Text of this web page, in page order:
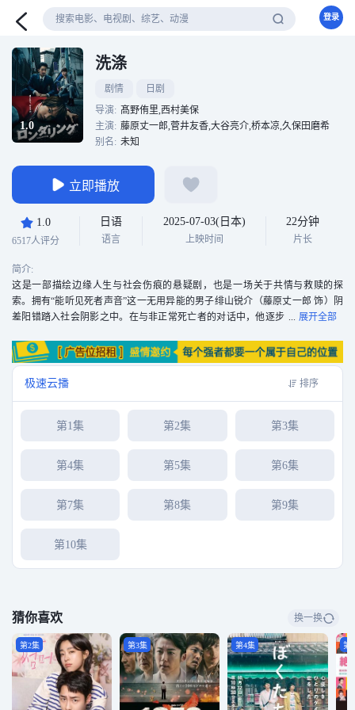
登录
1.0
洗涤
剧情
日剧
导演: 髙野侑里,西村美保
主演: 藤原丈一郎,菅井友香,大谷亮介,桥本凉,久保田磨希
别名: 未知
立即播放
1.0
6517人评分
日语
语言
2025-07-03(日本)
上映时间
22分钟
片长
简介:
这是一部描绘边缘人生与社会伤痕的悬疑剧，也是一场关于共情与救赎的探
索。拥有“能听见死者声音”这一无用异能的男子绯山锐介（藤原丈一郎 饰）阴
差阳错踏入社会阴影之中。在与非正常死亡者的对话中，他逐步
极速云播 排序
第1集 第2集 第3集
第4集 第5集 第6集
第7集 第8集 第9集
第10集
猜你喜欢 换一换
第2集 第3集 第4集 第